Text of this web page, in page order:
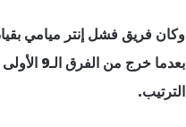
وكان فريق فشل إنتر ميامي
الترتيب.